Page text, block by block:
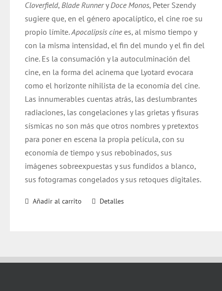
Cloverfield, Blade RunneryDoce Monos, Peter Szendy
sugiere que, en el género apocalíptico, el cine roe su
propio límite.Apocalipsis cinees, al mismo tiempo y
con la misma intensidad, el fin del mundo y el fin del
cine. Es la consumación y la autoculminación del
cine, en la forma del acinema que Lyotard evocara
como el horizonte nihilista de la economía del cine.
Las innumerables cuentas atrás, las deslumbrantes
radiaciones, las congelaciones y las grietas y fisuras
sísmicas no son más que otros nombres y pretextos
para poner en escena la propia película, con su
economía de tiempo y sus rebobinados, sus
imágenes sobreexpuestas y sus fundidos a blanco,
sus fotogramas congelados y sus retoques digitales.
Añadir al carrito Detalles